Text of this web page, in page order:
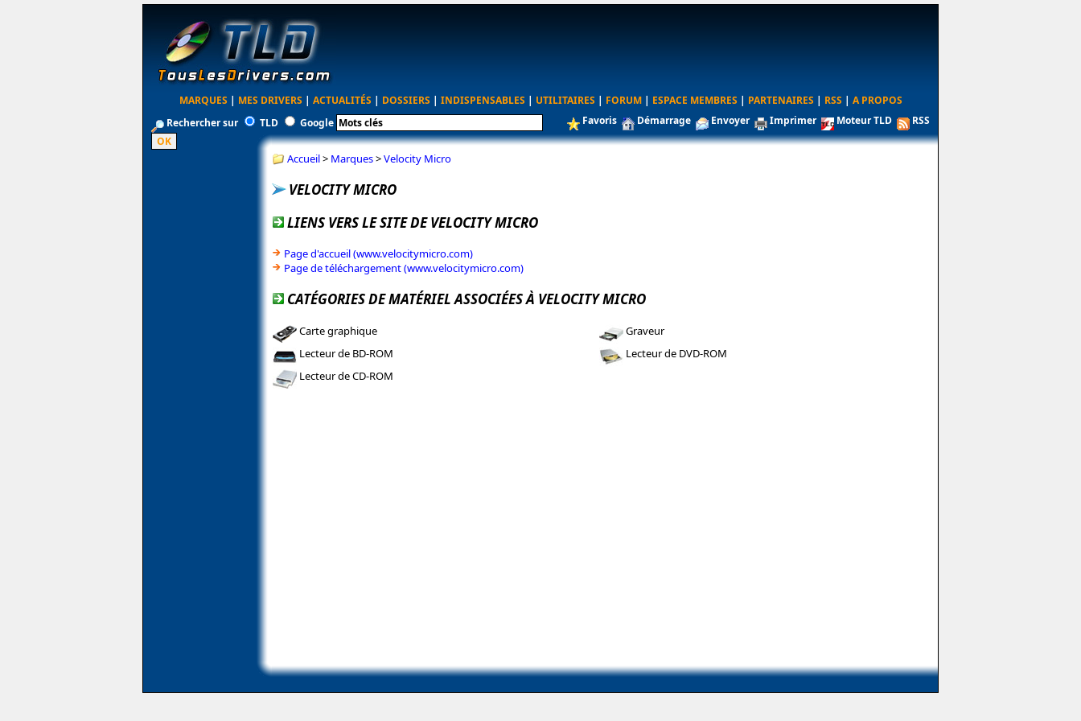
MARQUES | MES DRIVERS | ACTUALITÉS | DOSSIERS | INDISPENSABLES | UTILITAIRES | FORUM | ESPACE MEMBRES | PARTENAIRES | RSS | A PROPOS
Rechercher sur
TLD Google Favoris Démarrage Envoyer Imprimer Moteur TLD RSS
Accueil> Marques>Velocity Micro
VELOCITY MICRO
LIENS VERS LE SITE DE VELOCITY MICRO
Page d'accueil (www.velocitymicro.com)
Page de téléchargement (www.velocitymicro.com)
CATÉGORIES DE MATÉRIEL ASSOCIÉES À VELOCITY MICRO
Carte graphique
Graveur
Lecteur de BD-ROM
Lecteur de DVD-ROM
Lecteur de CD-ROM